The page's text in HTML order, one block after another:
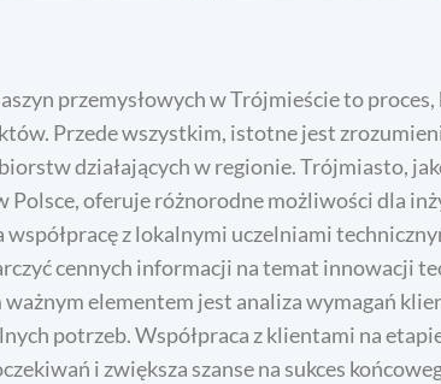
przemysłowych w Trójmieście to
Przede wszystkim, istotne jest
działających w regionie. Trójmiasto,
Polsce, oferuje różnorodne możliwości dla
współpracę z lokalnymi uczelniami
cennych informacji na temat innowacji
ważnym elementem jest analiza wymagań
potrzeb. Współpraca z klientami na
i zwiększa szanse na sukces